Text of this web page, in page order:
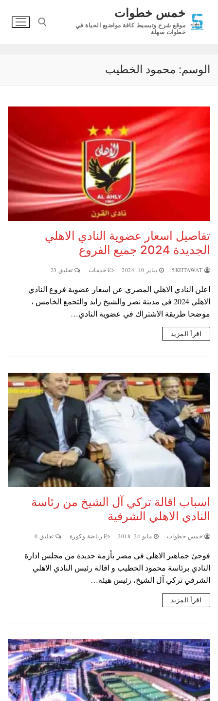
المحتوى
خمس خطوات
موقع شرح وتبسيط كافة مواضيع الحياة في
خطوات سهلة
الوسم: محمود الخطيب
تفاصيل اسعار عضوية النادي الاهلي
الجديدة 2024 جميع الفروع
يناير 10, 2024 خدمات تعليق 23
اعلن النادي الاهلي المصري عن اسعار عضوية فروع النادي
الاهلي 2024 في مدينة نصر والشيخ زايد والتجمع الخامس ،
موضحا طريقة الاشتراك في عضوية النادي…
اقرأ المزيد
اسباب اقالة تركي آل الشيخ من رئاسة
النادي الاهلي الشرفية
خمس خطوات مايو 24, 2018 رياضة وكورة تعليق 0
فوجئ جماهير الاهلي في مصر بأزمة جديدة من مجلس ادارة
النادي برئاسة محمود الخطيب و اقالة رئيس النادي الاهلي
الشرفي تركي آل الشيخ، رئيس هيئة…
اقرأ المزيد